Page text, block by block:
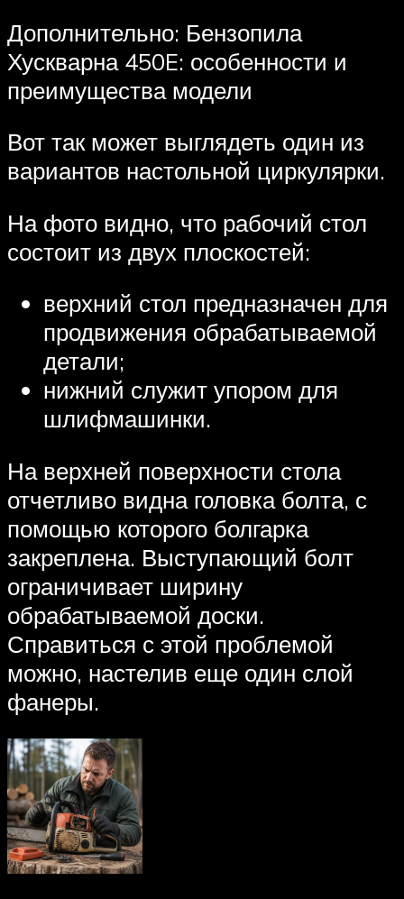
Дополнительно: Бензопила
Хускварна 450E: особенности и
преимущества модели
Вот так может выглядеть один из
вариантов настольной циркулярки.
На фото видно, что рабочий стол
состоит из двух плоскостей:
верхний стол предназначен для
продвижения обрабатываемой
детали;
нижний служит упором для
шлифмашинки.
На верхней поверхности стола
отчетливо видна головка болта, с
помощью которого болгарка
закреплена. Выступающий болт
ограничивает ширину
обрабатываемой доски.
Справиться с этой проблемой
можно, настелив еще один слой
фанеры.